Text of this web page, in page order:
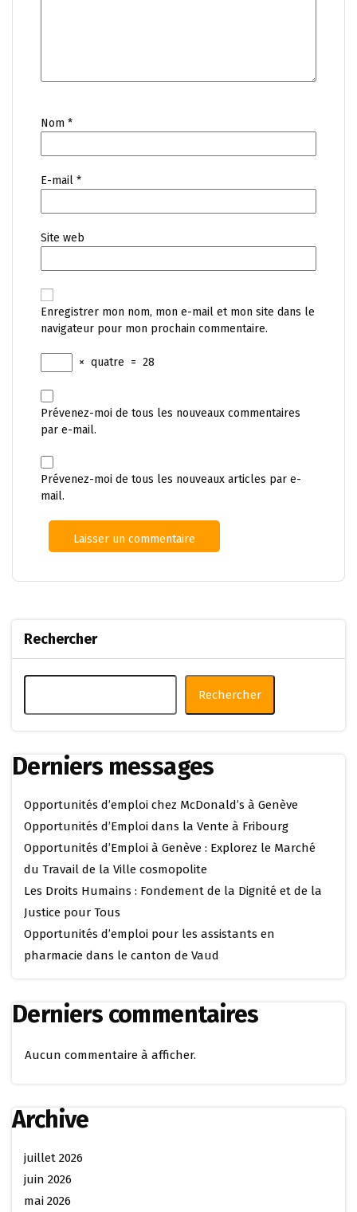
Nom *
E-mail *
Site web
Enregistrer mon nom, mon e-mail et mon site dans le
navigateur pour mon prochain commentaire.
× quatre = 28
Prévenez-moi de tous les nouveaux commentaires
par e-mail.
Prévenez-moi de tous les nouveaux articles par e-
mail.
Rechercher
Rechercher
Derniers messages
Opportunités d’emploi chez McDonald’s à Genève
Opportunités d’Emploi dans la Vente à Fribourg
Opportunités d’Emploi à Genève : Explorez le Marché
du Travail de la Ville cosmopolite
Les Droits Humains : Fondement de la Dignité et de la
Justice pour Tous
Opportunités d’emploi pour les assistants en
pharmacie dans le canton de Vaud
Derniers commentaires
Aucun commentaire à afficher.
Archive
juillet 2026
juin 2026
mai 2026